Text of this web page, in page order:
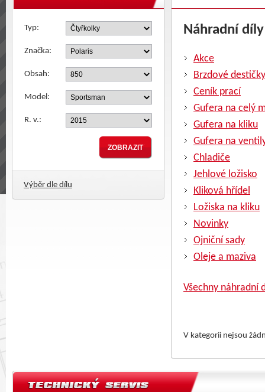
Typ:
Značka:
Obsah:
Model:
R. v.:
Výběr dle dílu
Náhradní
Akce
Brzdové destičky
Ceník prací
Gufera na celý
Gufera na kliku
Gufera na
Chladiče
Jehlové ložisko
Kliková hřídel
Ložiska na kliku
Novinky
Ojniční sady
Oleje a maziva
Všechny náhradní
V kategorii nejsou